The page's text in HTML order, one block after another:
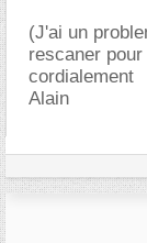
(J'ai un
rescaner
cordialement
Alain